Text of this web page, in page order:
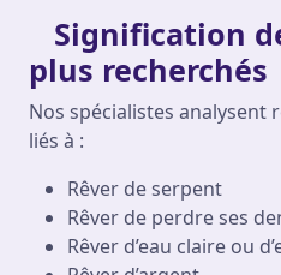
Signification
plus recherchés
Nos spécialistes analysent
liés à :
Rêver de serpent
Rêver de perdre ses
Rêver d’eau claire ou